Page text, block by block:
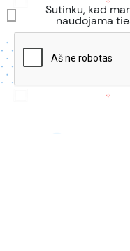
Sutinku, kad
naudojama